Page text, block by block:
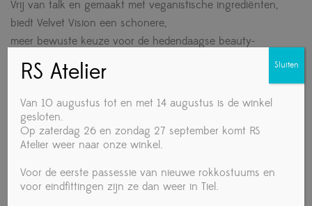
Vrij van talk en gemaakt met veganistische ingrediënten,
biedt Velvet Vision een schonere,
meer bewuste keuze voor de hedendaagse beauty-
bewuste consument. Velvet Vision sluit aan bij moderne
waarden en levert tegelijkertijd de gedurfde intensiteit en
duurzaamheid die je verwacht. Perfect voor alle huidtypes.
Details: 18 g
Artikelnummer: 05385/00
In de kleurenkaart getoonde tinten kunnen afwijken van
de daadwerkelijke productkleuren.
RS Atelier
Van 10 augustus tot en met 14 augustus is de winkel
gesloten.
Op zaterdag 26 en zondag 27 september komt RS
Atelier weer naar onze winkel.
Voor de eerste passessie van nieuwe rokkostuums en
voor eindfittingen zijn ze dan weer in Tiel.
Sluiten